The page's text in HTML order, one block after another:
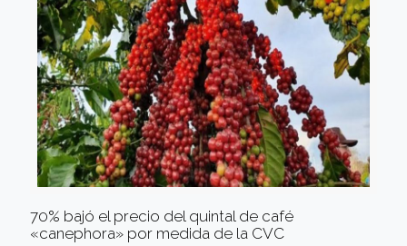
70% bajó el precio del quintal de café
«canephora» por medida de la CVC